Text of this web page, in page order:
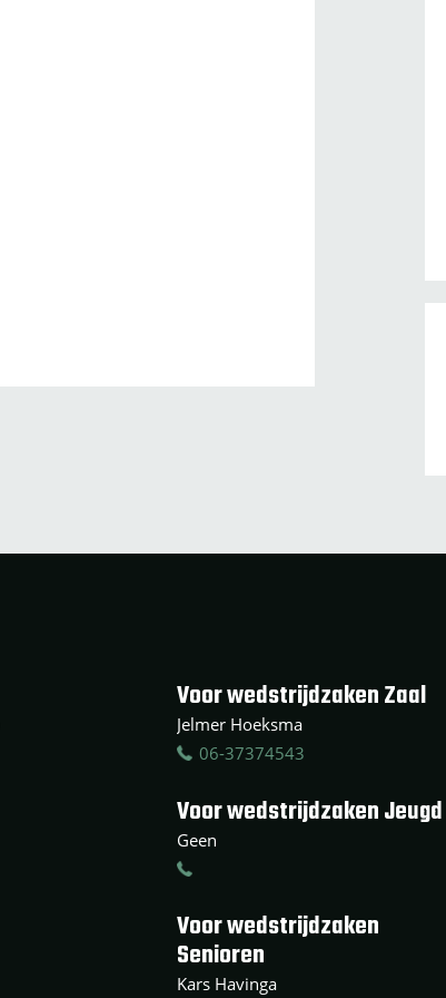
Voor wedstrijdzaken Zaal
Jelmer Hoeksma
06-37374543
Voor wedstrijdzaken Jeugd
Geen
Voor wedstrijdzaken
Senioren
Kars Havinga